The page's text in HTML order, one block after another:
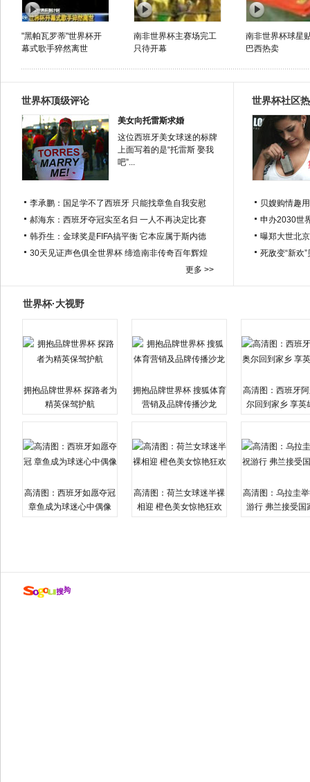
"黑帕瓦罗蒂"世界杯开
幕式歌手猝然离世
南非世界杯主赛场完工
只待开幕
南非世界杯球星
巴西热卖
世界杯顶级评论
美女向托雷斯求婚
这位西班牙美女球迷的标牌
上面写着的是“托雷斯 娶我
吧”...
李承鹏：国足学不了西班牙 只能找章鱼自我安慰
郝海东：西班牙夺冠实至名归 一人不再决定比赛
韩乔生：金球奖是FIFA搞平衡 它本应属于斯内德
30天见证声色俱全世界杯 缔造南非传奇百年辉煌
更多 >>
世界杯社区
贝嫂购情趣
申办2030世
曝郑大世北
死敌变“新欢
世界杯·大视野
拥抱品牌世界杯 探路者为
精英保驾护航
拥抱品牌世界杯 搜狐体育
营销及品牌传播沙龙
高清图：西班牙
尔回到家乡 享英
高清图：西班牙如愿夺冠
章鱼成为球迷心中偶像
高清图：荷兰女球迷半裸
相迎 橙色美女惊艳狂欢
高清图：乌拉圭
游行 弗兰接受国